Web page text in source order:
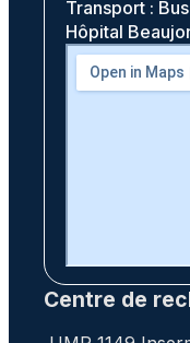
Transport :
Hôpital
Centre de